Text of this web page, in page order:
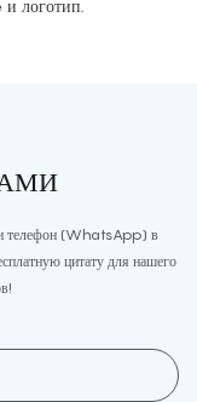
логотип.
телефон (WhatsApp) в
цитату для нашего